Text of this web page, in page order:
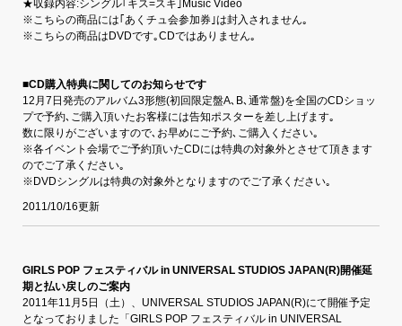
★収録内容:シングル｢キス=スキ｣Music Video
※こちらの商品には｢あくチュ会参加券｣は封入されません｡
※こちらの商品はDVDです｡CDではありません｡
■CD購入特典に関してのお知らせです
12月7日発売のアルバム3形態(初回限定盤A､B､通常盤)を全国のCDショッ
プで予約､ご購入頂いたお客様には告知ポスターを差し上げます｡
数に限りがございますので､お早めにご予約､ご購入ください｡
※各イベント会場でご予約頂いたCDには特典の対象外とさせて頂きます
のでご了承ください｡
※DVDシングルは特典の対象外となりますのでご了承ください｡
2011/10/16更新
GIRLS POP フェスティバル in UNIVERSAL STUDIOS JAPAN(R)開催延
期と払い戻しのご案内
2011年11月5日（土）、UNIVERSAL STUDIOS JAPAN(R)にて開催予定
となっておりました「GIRLS POP フェスティバル in UNIVERSAL